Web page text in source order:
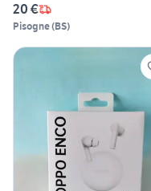
20 €
Pisogne(BS)